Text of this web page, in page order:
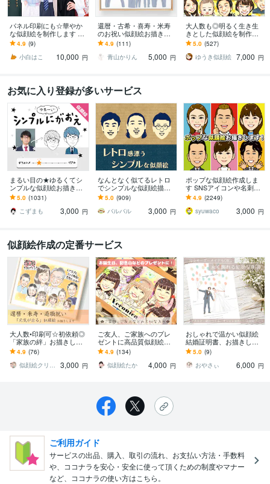
パネル印刷にも☆華やか
な似顔絵を制作します 多
様なサイズに対応可◎大
切な日の一枚に。
4.9 (9)
小白はこ
10,000 円
還暦・古希・喜寿・米寿
のお祝い似顔絵お描きし
ます 別々のお写真からOK
♪大切な人へ特別な記念品
を贈りませんか？
4.9 (111)
青山かりん
5,000 円
大人数も◎明るく生き生
きとした似顔絵を制作し
ます ✦送料込み✦長寿祝
い、記念日、プレゼン
ト、ご自宅用に♪
5.0 (527)
ゆうき似顔絵 7,000 円
お気に入り登録が多いサービス
まるい目の★ゆるくてシ
ンプルな似顔絵お描きし
ます ゆる～い感じにした
い、似すぎない方が‥と
いう方にオススメ！
5.0 (1031)
こずまも
3,000 円
なんとなく似てるレトロ
でシンプルな似顔絵描き
ます 懐かしくて新しい。
ほんのり昭和テイストの
やさしい似顔絵
5.0 (909)
バルバル
3,000 円
ポップな似顔絵作成しま
す SNSアイコンや名刺、
プレゼント用にポップな
似顔絵作成します
4.9 (2249)
syuwaco
3,000 円
似顔絵作成の定番サービス
大人数•印刷可☆初依頼◎
「家族の絆」お描きしま
す 還暦や米寿、結婚記念
日、退職祝いに感謝を届
ける一枚
4.9 (76)
似顔絵クリエーター▲saori▲
3,000 円
ご友人、ご家族へのプレ
ゼントに高品質似顔絵描
きます ★誕生日•記念日•
お祝いのギフトに！印刷
とデータで納品！
4.9 (134)
似顔絵たか
4,000 円
おしゃれで温かい似顔絵
結婚証明書、お描きしま
す ゲストとつくる、イン
テリアにもピッタリな似
顔絵結婚証明書♩
5.0 (9)
おやさぃ
6,000 円
ご利用ガイド
サービスの出品、購入、取引の流れ、お支払い方法・手数料
や、ココナラを安心・安全に使って頂くための制度やマナー
など、ココナラの使い方はこちら。